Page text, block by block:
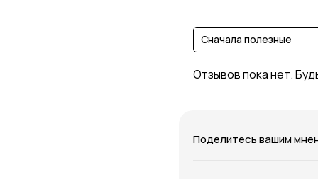
Сначала полезные
Отзывов пока нет.
Поделитесь вашим